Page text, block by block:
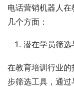
电话营销机器人
几个方面：
潜在学员筛选
在教育培训行业
步筛选工具，通